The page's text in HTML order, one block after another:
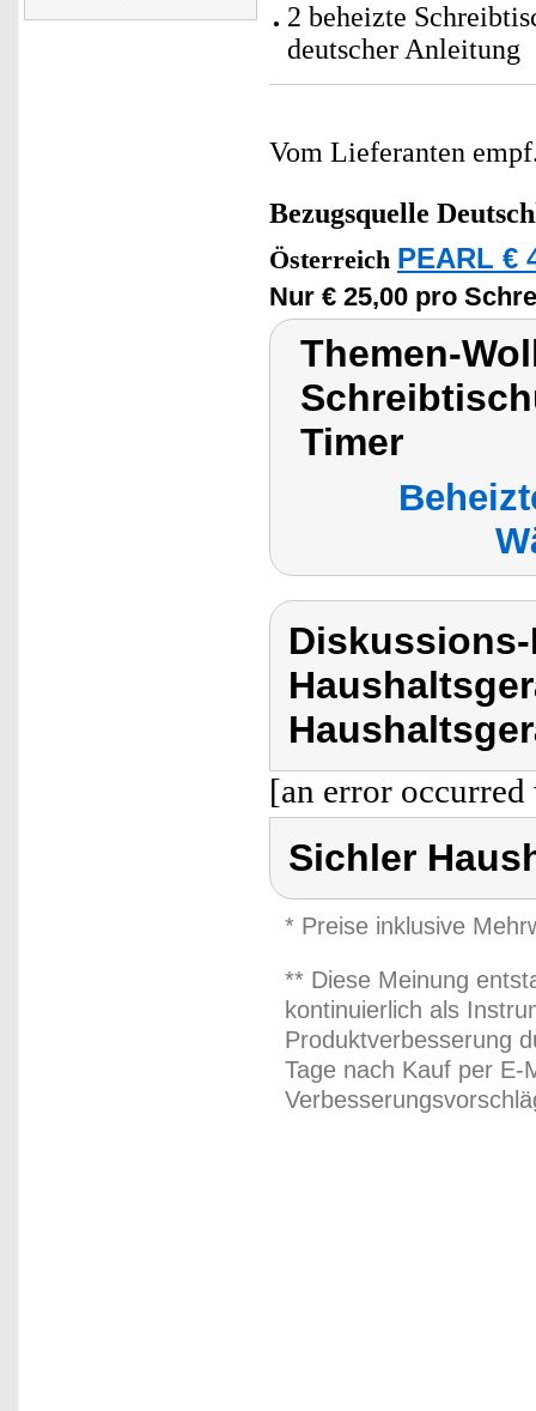
2 beheizte
deutscher Anleitung
Vom Lieferanten
Bezugsquelle
Österreich PEARL €
Nur € 25,00 pro
Themen-
Timer
[an error
Sichler
* Preise inklusive
** Diese Meinung
kontinuierlich als
Produktverbesserung
Tage nach Kauf per E-